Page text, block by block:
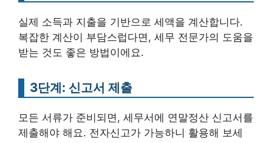
실제 소득과 지출을 기반으로 세액을 계산합니다.
복잡한 계산이 부담스럽다면, 세무 전문가의 도움을
받는 것도 좋은 방법이에요.
3단계: 신고서 제출
모든 서류가 준비되면, 세무서에 연말정산 신고서를
제출해야 해요. 전자신고가 가능하니 활용해 보세